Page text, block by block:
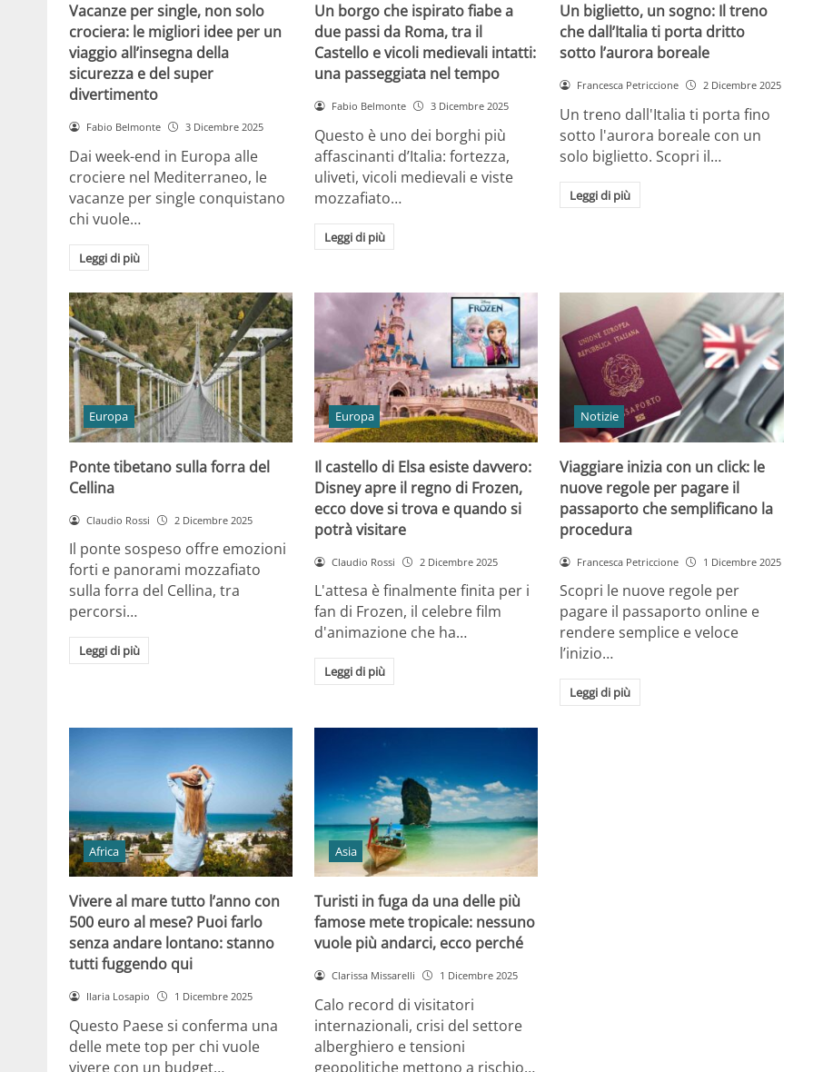
Vacanze per single, non solo
crociera: le migliori idee per un
viaggio all’insegna della
sicurezza e del super
divertimento
Fabio Belmonte 3 Dicembre 2025
Dai week-end in Europa alle
crociere nel Mediterraneo, le
vacanze per single conquistano
chi vuole…
Leggi di più
Un borgo che ispirato fiabe a
due passi da Roma, tra il
Castello e vicoli medievali intatti:
una passeggiata nel tempo
Fabio Belmonte 3 Dicembre 2025
Questo è uno dei borghi più
affascinanti d’Italia: fortezza,
uliveti, vicoli medievali e viste
mozzafiato…
Leggi di più
Un biglietto, un sogno: Il treno
che dall’Italia ti porta dritto
sotto l’aurora boreale
Francesca Petriccione 2 Dicembre 2025
Un treno dall'Italia ti porta fino
sotto l'aurora boreale con un
solo biglietto. Scopri il…
Leggi di più
Europa
Ponte tibetano sulla forra del
Cellina
Claudio Rossi 2 Dicembre 2025
Il ponte sospeso offre emozioni
forti e panorami mozzafiato
sulla forra del Cellina, tra
percorsi…
Leggi di più
Europa
Il castello di Elsa esiste davvero:
Disney apre il regno di Frozen,
ecco dove si trova e quando si
potrà visitare
Claudio Rossi 2 Dicembre 2025
L'attesa è finalmente finita per i
fan di Frozen, il celebre film
d'animazione che ha…
Leggi di più
Notizie
Viaggiare inizia con un click: le
nuove regole per pagare il
passaporto che semplificano la
procedura
Francesca Petriccione 1 Dicembre 2025
Scopri le nuove regole per
pagare il passaporto online e
rendere semplice e veloce
l’inizio…
Leggi di più
Africa
Vivere al mare tutto l’anno con
500 euro al mese? Puoi farlo
senza andare lontano: stanno
tutti fuggendo qui
Ilaria Losapio 1 Dicembre 2025
Questo Paese si conferma una
delle mete top per chi vuole
vivere con un budget…
Asia
Turisti in fuga da una delle più
famose mete tropicale: nessuno
vuole più andarci, ecco perché
Clarissa Missarelli 1 Dicembre 2025
Calo record di visitatori
internazionali, crisi del settore
alberghiero e tensioni
geopolitiche mettono a rischio…